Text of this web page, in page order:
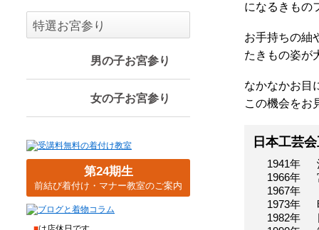
になるきもの
お手持ちの紬
たきもの姿が
なかなかお目
この機会をお
日本工芸
1941年
1966年
1967年
1973年
1982年
特選お宮参り
男の子お宮参り
女の子お宮参り
第24期生
前結び着付け・マナー教室のご案内